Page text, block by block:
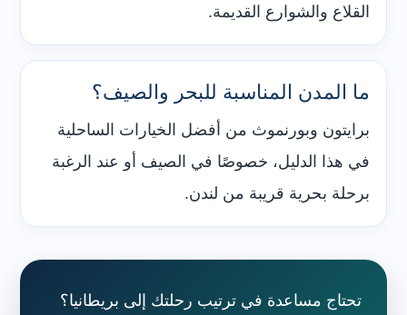
القلاع والشوارع القديمة.
ما المدن المناسبة للبحر والصيف؟
برايتون وبورنموث من أفضل الخيارات الساحلية
في هذا الدليل، خصوصًا في الصيف أو عند الرغبة
برحلة بحرية قريبة من لندن.
تحتاج مساعدة في ترتيب رحلتك إلى بريطانيا؟